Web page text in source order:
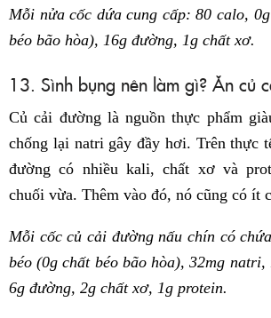
Mỗi nửa cốc dứa cung cấp: 80 calo,
béo bão hòa), 16g đường, 1g chất xơ.
13. Sình bụng nên làm gì? Ăn củ
Củ cải đường là nguồn thực phẩm
chống lại natri gây đầy hơi. Trên thực
đường có nhiều kali, chất xơ và
chuối vừa. Thêm vào đó, nó cũng có ít
Mỗi cốc củ cải đường nấu chín có
béo (0g chất béo bão hòa), 32mg natri,
6g đường, 2g chất xơ, 1g protein.